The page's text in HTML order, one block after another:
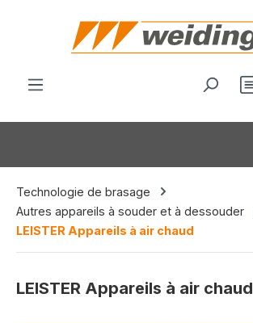
principal
Technologie de brasage
Autres appareils à souder et à dessouder
LEISTER Appareils à air chaud
LEISTER Appareils à air chaud